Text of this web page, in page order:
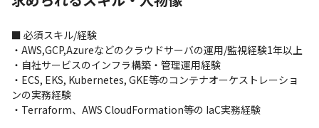
＜開発体制＞
クライアントの声を反映させながらPDCAを回し柔軟に対応できる
よう、スクラム開発を取り入れ 2週間のスプリントでアウトプッ
トを継続しています。なるべく短い期間でアウトプットをし続
け、顧客にとって本当の意味で価値のあるプロダクトであり続け
ます。
■ 必須スキル/経験
・AWS,GCP,Azureなどのクラウドサーバの運用/監視経験1年以上
・自社サービスのインフラ構築・管理運用経験
・ECS, EKS, Kubernetes, GKE等のコンテナオーケストレーショ
ンの実務経験
・Terraform、AWS CloudFormation等の IaC実務経験